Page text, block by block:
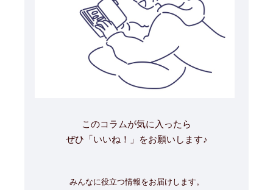
このコラムが気に入ったら
ぜひ「いいね！」をお願いします♪
みんなに役立つ情報をお届けします。